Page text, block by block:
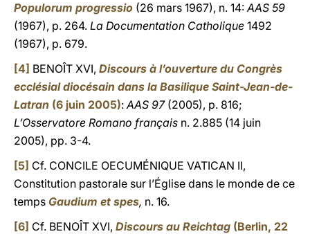
Populorum progressio (26 mars 1967), n. 14:AAS 59
(1967), p. 264. La Documentation Catholique 1492
(1967), p. 679.
[4] BENOÎT XVI, Discours à l’ouverture du Congrès
ecclésial diocésain dans la Basilique Saint-Jean-de-
Latran (6 juin 2005):AAS 97 (2005), p. 816;
L’Osservatore Romano français n. 2.885 (14 juin
2005), pp. 3-4.
[5] Cf. CONCILE OECUMÉNIQUE VATICAN II,
Constitution pastorale sur l’Église dans le monde de ce
temps Gaudium et spes, n. 16.
[6] Cf. BENOÎT XVI, Discours au Reichtag (Berlin, 22